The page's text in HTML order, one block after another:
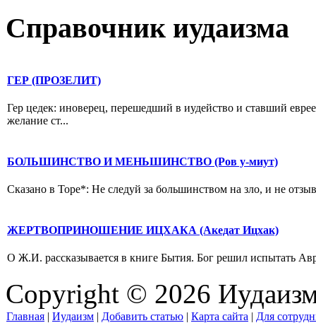
Справочник иудаизма
ГЕР (ПРОЗЕЛИТ)
Гер цедек: иноверец, перешедший в иудейство и ставший
желание ст...
БОЛЬШИНСТВО И МЕНЬШИНСТВО (Ров у-миут)
Сказано в Торе*: Не следуй за большинством на зло, и не
ЖЕРТВОПРИНОШЕНИЕ ИЦХАКА (Акедат Ицхак)
О Ж.И. рассказывается в книге Бытия. Бог решил испытать
Copyright © 2026
Главная | Иудаизм | Добавить статью | Карта сайта | Для